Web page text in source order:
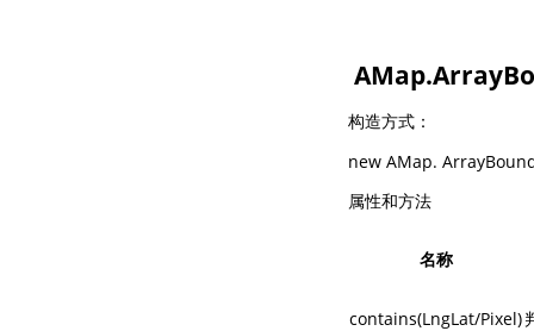
构造方式：
new AMap.
属性和方法
名称
contains(LngLat/Pixel)